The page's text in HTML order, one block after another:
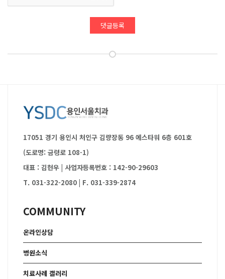
댓글등록
17051 경기 용인시 처인구 김량장동 96 에스타워 6층 601호
(도로명: 금령로 108-1)
대표 : 김현우
사업자등록번호 : 142-90-29603
T. 031-322-2080
F. 031-339-2874
COMMUNITY
온라인상담
병원소식
치료사례 갤러리